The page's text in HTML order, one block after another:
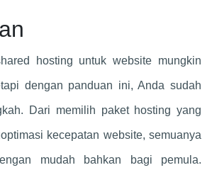
hosting untuk website mungkin
dengan panduan ini, Anda sudah
Dari memilih paket hosting yang
kecepatan website, semuanya
mudah bahkan bagi pemula.